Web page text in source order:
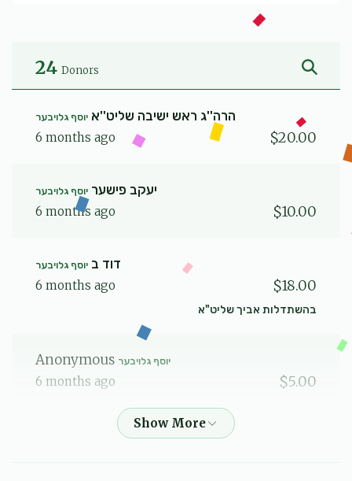
24 Donors
הרה''ג ראש ישיבה שליט''א יוסף גלויבער
6 months ago $20.00
יעקב פישער יוסף גלויבער
6 months ago $10.00
דוד ב יוסף גלויבער
6 months ago $18.00
בהשתדלות אביך שליט"א
Anonymous יוסף גלויבער
6 months ago $5.00